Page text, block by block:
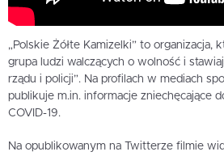
„Polskie Żółte Kamizelki” to organizacja,
grupa ludzi walczących o wolność i
rządu i policji”. Na profilach w mediach
publikuje m.in. informacje zniechęcające
COVID-19.
Na opublikowanym na Twitterze filmie